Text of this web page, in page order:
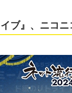
ブ』、ニコニ